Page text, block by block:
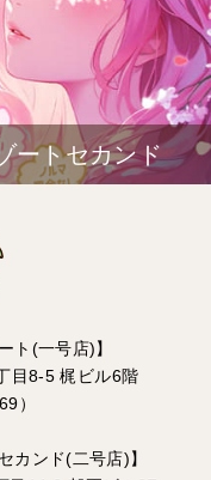
ートセカンド
ト(一号店)】
目8-5 梶ビル6階
）
カンド(二号店)】